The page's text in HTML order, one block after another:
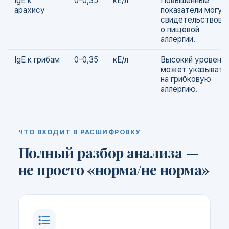
арахису
показатели могут
о пищевой
аллергии.
IgE к грибам 0-0,35 кЕ/л
Высокий уровень
может указывать
на грибковую
аллергию.
ЧТО ВХОДИТ В РАСШИФРОВКУ
Полный разбор анализа —
не просто «норма/не норма»